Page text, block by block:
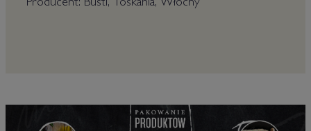
Producent: Busti, Toskania, Włochy